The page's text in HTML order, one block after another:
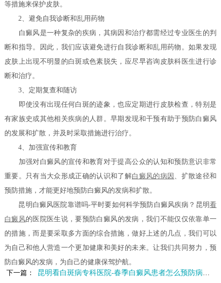
等措施来保护皮肤。
2、避免自我诊断和乱用药物
白癜风是一种复杂的疾病，其病因和治疗都需经过专业医生的判
断和指导。因此，我们应该避免进行自我诊断和乱用药物。如果发现
皮肤上出现不明显的白斑或色素脱失，应尽早咨询皮肤科医生进行诊
断和治疗。
3、定期复查和随访
即使没有出现任何白斑的迹象，也应定期进行皮肤检查，特别是
有家族史或其他相关疾病的人群。早期发现和干预有助于预防白癜风
的发展和扩散，并及时采取措施进行治疗。
4、加强宣传和教育
加强对白癜风的宣传和教育对于提高公众的认知和预防意识非常
重要。只有当大众形成正确的认识和了解白癜风的病因 、扩散途径和
预防措施，才能更好地预防白癜风的发病和扩散。
昆明白癜风医院靠谱吗-平时要如何科学预防白癜风疾病？昆明看
白癜风的医院医生说，要预防白癜风的发病，我们不能仅仅依靠单一
的措施，而是要采取多方面的综合措施，做好上述的几点，我们可以
为自己和他人营造一个更加健康和美好的未来。让我们共同努力，预
防白癜风的发病，为自己的健康保驾护航。
下一篇：
昆明看白斑病专科医院-春季白癜风患者怎么预防病情加重